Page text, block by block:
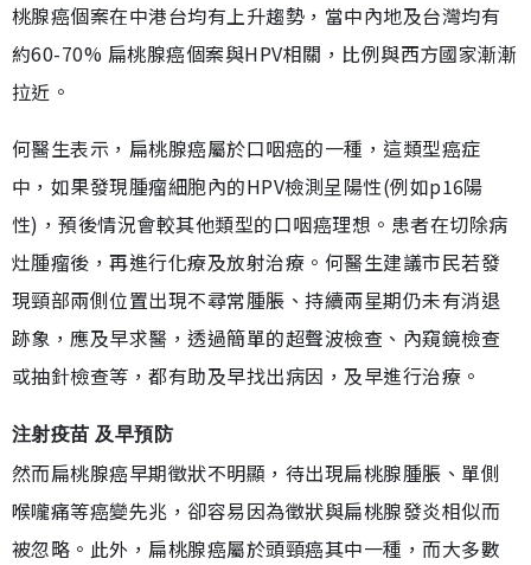
桃腺癌個案在中港台均有上升趨勢，當中內地及台灣均有
約60-70% 扁桃腺癌個案與HPV相關，比例與西方國家漸漸
拉近。
何醫生表示，扁桃腺癌屬於口咽癌的一種，這類型癌症
中，如果發現腫瘤細胞內的HPV檢測呈陽性(例如p16陽
性)，預後情況會較其他類型的口咽癌理想。患者在切除病
灶腫瘤後，再進行化療及放射治療。何醫生建議市民若發
現頸部兩側位置出現不尋常腫脹、持續兩星期仍未有消退
跡象，應及早求醫，透過簡單的超聲波檢查、內窺鏡檢查
或抽針檢查等，都有助及早找出病因，及早進行治療。
注射疫苗 及早預防
然而扁桃腺癌早期徵狀不明顯，待出現扁桃腺腫脹、單側
喉嚨痛等癌變先兆，卻容易因為徵狀與扁桃腺發炎相似而
被忽略。此外，扁桃腺癌屬於頭頸癌其中一種，而大多數